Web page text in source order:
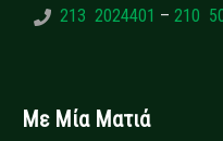
213 2024401 – 210
Με Μία Ματιά